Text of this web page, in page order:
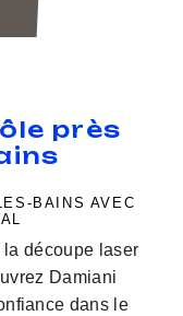
près
BAINS AVEC
découpe laser
Damiani
dans le